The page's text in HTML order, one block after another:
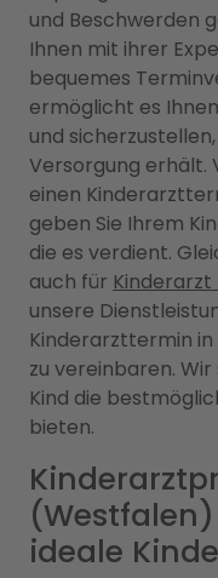
und Beschwerden
Ihnen mit ihrer
bequemes
ermöglicht es
und
Versorgung erhält.
einen
geben Sie Ihrem
die es verdient.
auch für
unsere
Kinderarzttermin
zu vereinbaren.
Kind die
bieten.
ideale